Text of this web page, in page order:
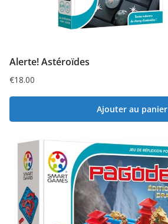
Alerte! Astéroïdes
€18.00
Ajouter au panier